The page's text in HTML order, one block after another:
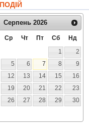
Серпень 2026
Ср Чт Пт Сб
Нд
1
2
5 6 7 8
9
12 13 14 15
16
19 20 21 22
23
26 27 28 29
30